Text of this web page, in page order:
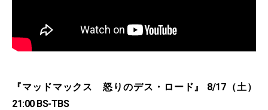
『マッドマックス 怒りのデス・ロード』 8/17（土）
21:00 BS-TBS